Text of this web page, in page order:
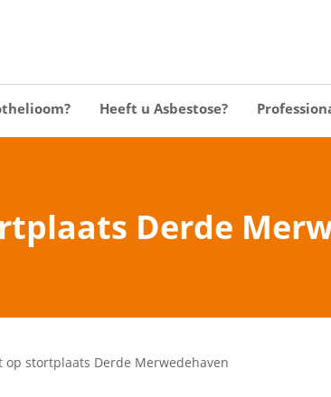
Heeft u Asbestose?
Derde
op stortplaats Derde Merwedehaven